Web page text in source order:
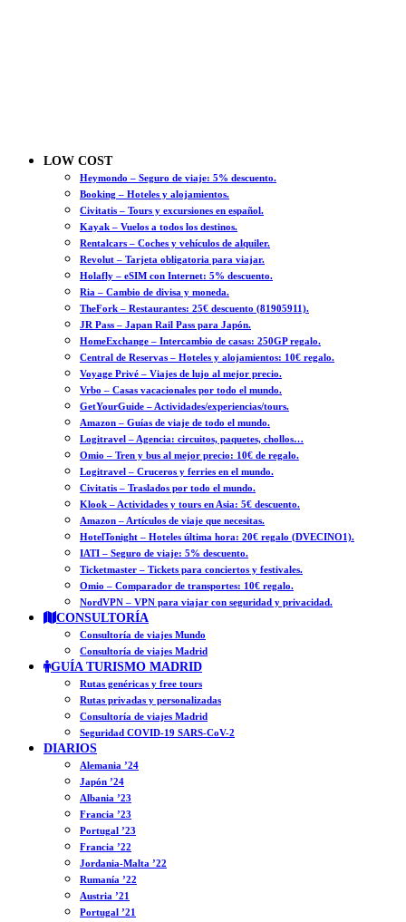
LOW COST
Heymondo – Seguro de viaje: 5% descuento.
Booking – Hoteles y alojamientos.
Civitatis – Tours y excursiones en español.
Kayak – Vuelos a todos los destinos.
Rentalcars – Coches y vehículos de alquiler.
Revolut – Tarjeta obligatoria para viajar.
Holafly – eSIM con Internet: 5% descuento.
Ria – Cambio de divisa y moneda.
TheFork – Restaurantes: 25€ descuento (81905911).
JR Pass – Japan Rail Pass para Japón.
HomeExchange – Intercambio de casas: 250GP regalo.
Central de Reservas – Hoteles y alojamientos: 10€ regalo.
Voyage Privé – Viajes de lujo al mejor precio.
Vrbo – Casas vacacionales por todo el mundo.
GetYourGuide – Actividades/experiencias/tours.
Amazon – Guías de viaje de todo el mundo.
Logitravel – Agencia: circuitos, paquetes, chollos…
Omio – Tren y bus al mejor precio: 10€ de regalo.
Logitravel – Cruceros y ferries en el mundo.
Civitatis – Traslados por todo el mundo.
Klook – Actividades y tours en Asia: 5€ descuento.
Amazon – Artículos de viaje que necesitas.
HotelTonight – Hoteles última hora: 20€ regalo (DVECINO1).
IATI – Seguro de viaje: 5% descuento.
Ticketmaster – Tickets para conciertos y festivales.
Omio – Comparador de transportes: 10€ regalo.
NordVPN – VPN para viajar con seguridad y privacidad.
CONSULTORÍA
Consultoría de viajes Mundo
Consultoría de viajes Madrid
GUÍA TURISMO MADRID
Rutas genéricas y free tours
Rutas privadas y personalizadas
Consultoría de viajes Madrid
Seguridad COVID-19 SARS-CoV-2
DIARIOS
Alemania ’24
Japón ’24
Albania ’23
Francia ’23
Portugal ’23
Francia ’22
Jordania-Malta ’22
Rumanía ’22
Austria ’21
Portugal ’21